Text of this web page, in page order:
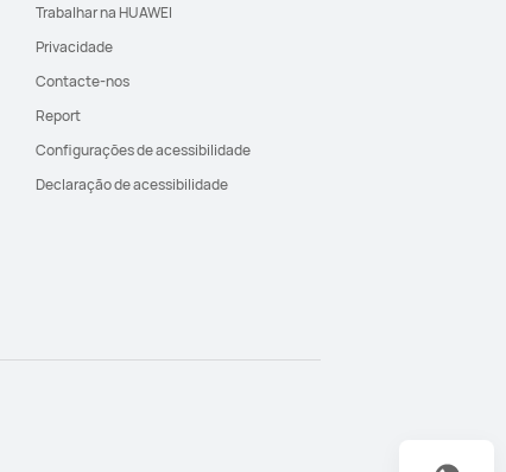
Trabalhar na HUAWEI
Privacidade
Contacte-nos
Report
Configurações de acessibilidade
Declaração de acessibilidade